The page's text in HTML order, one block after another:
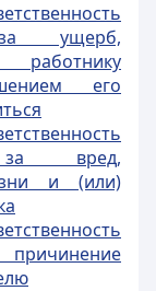
за ущерб,
его
за вред,
и (или)